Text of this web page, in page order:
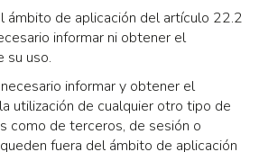
ámbito de aplicación del artículo 22.2
informar ni obtener el
su uso.
informar y obtener el
utilización de cualquier otro tipo de
como de terceros, de sesión o
fuera del ámbito de aplicación